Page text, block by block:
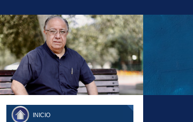
FERNANDO TUESTA SUPLEMENTO
DOMINGO
INICIO